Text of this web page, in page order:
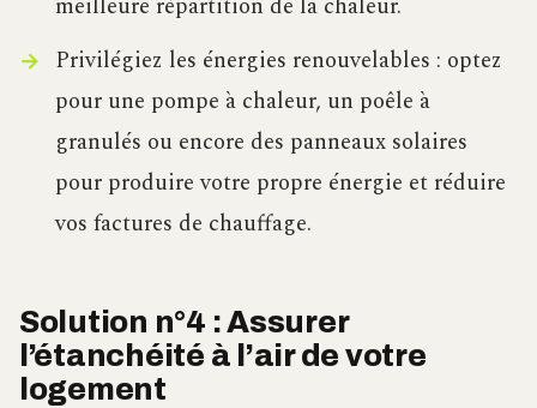
Privilégiez les énergies renouvelables : optez
pour une pompe à chaleur, un poêle à
granulés ou encore des panneaux solaires
pour produire votre propre énergie et réduire
vos factures de chauffage.
Solution n°4 : Assurer
l’étanchéité à l’air de votre
logement